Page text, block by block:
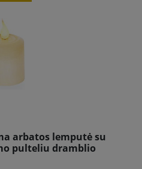
arbatos lemputė su
pulteliu dramblio